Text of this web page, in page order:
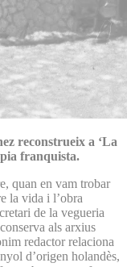
reconstrueix a ‘La
franquista.
quan en vam trobar
la vida i l’obra
de la vegueria
als arxius
redactor relaciona
d’origen holandès,